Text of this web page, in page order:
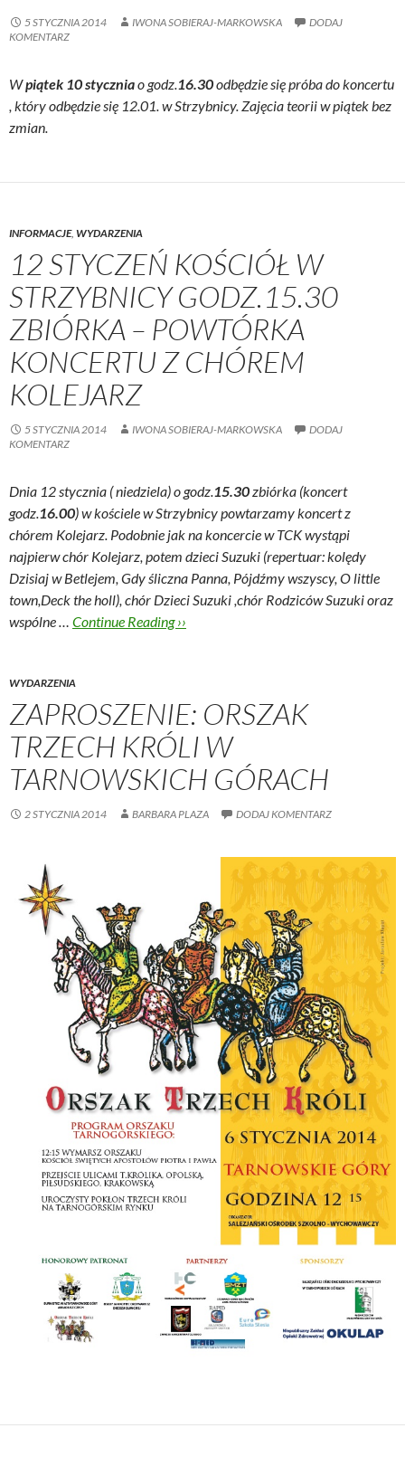
5 STYCZNIA 2014 IWONA SOBIERAJ-MARKOWSKA
DODAJ
KOMENTARZ
Wpiątek 10 styczniao godz.16.30odbędzie się próba do koncertu
, który odbędzie się 12.01. w Strzybnicy. Zajęcia teorii w piątek bez
zmian.
INFORMACJE, WYDARZENIA
12 STYCZEŃ KOŚCIÓŁ W
STRZYBNICY GODZ.15.30
ZBIÓRKA – POWTÓRKA
KONCERTU Z CHÓREM
KOLEJARZ
5 STYCZNIA 2014 IWONA SOBIERAJ-MARKOWSKA
DODAJ
KOMENTARZ
Dnia 12 stycznia ( niedziela) o godz.15.30zbiórka (koncert
godz.16.00) w kościele w Strzybnicy powtarzamy koncert z
chórem Kolejarz. Podobnie jak na koncercie w TCK wystąpi
najpierw chór Kolejarz, potem dzieci Suzuki (repertuar: kolędy
Dzisiaj w Betlejem, Gdy śliczna Panna, Pójdźmy wszyscy, O little
town,Deck the holl), chór Dzieci Suzuki ,chór Rodziców Suzuki oraz
wspólne … Continue Reading ››
WYDARZENIA
ZAPROSZENIE: ORSZAK
TRZECH KRÓLI W
TARNOWSKICH GÓRACH
2 STYCZNIA 2014 BARBARA PLAZA DODAJ KOMENTARZ